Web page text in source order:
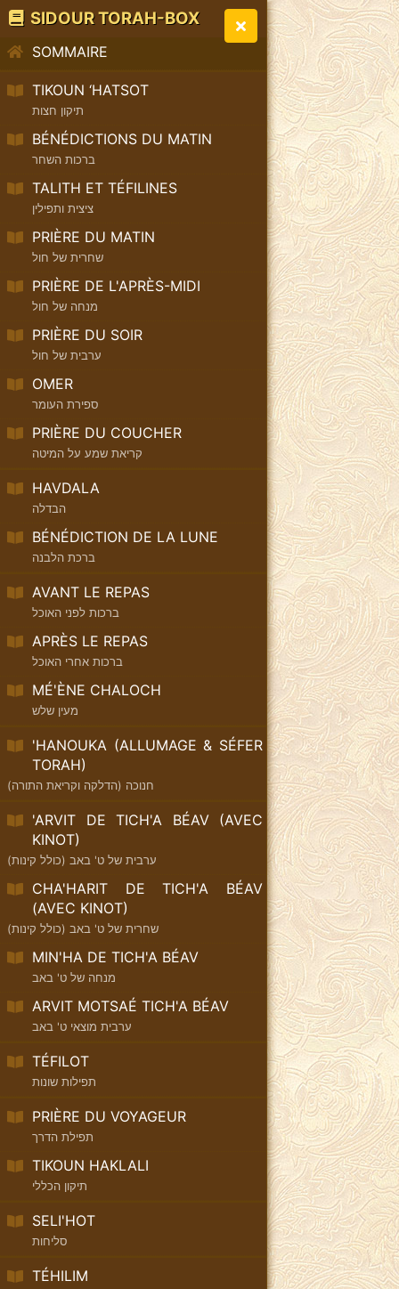
SIDOUR TORAH-BOX
SOMMAIRE
TIKOUN ‘HATSOT
תיקון חצות
BÉNÉDICTIONS DU MATIN
ברכות השחר
TALITH ET TÉFILINES
ציצית ותפילין
PRIÈRE DU MATIN
שחרית של חול
PRIÈRE DE L'APRÈS-MIDI
מנחה של חול
PRIÈRE DU SOIR
ערבית של חול
OMER
ספירת העומר
PRIÈRE DU COUCHER
קריאת שמע על המיטה
HAVDALA
הבדלה
BÉNÉDICTION DE LA LUNE
ברכת הלבנה
AVANT LE REPAS
ברכות לפני האוכל
APRÈS LE REPAS
ברכות אחרי האוכל
MÉ'ÈNE CHALOCH
מעין שלש
'HANOUKA (ALLUMAGE & SÉFER
TORAH)
חנוכה (הדלקה וקריאת התורה)
'ARVIT DE TICH'A BÉAV (AVEC
KINOT)
ערבית של ט' באב (כולל קינות)
CHA'HARIT DE TICH'A BÉAV
(AVEC KINOT)
שחרית של ט' באב (כולל קינות)
MIN'HA DE TICH'A BÉAV
מנחה של ט' באב
ARVIT MOTSAÉ TICH'A BÉAV
ערבית מוצאי ט' באב
TÉFILOT
תפילות שונות
PRIÈRE DU VOYAGEUR
תפילת הדרך
TIKOUN HAKLALI
תיקון הכללי
SELI'HOT
סליחות
TÉHILIM